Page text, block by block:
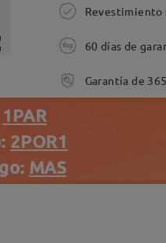
Revestimiento
60 días de
Garantía de
1PAR
2POR1
MAS